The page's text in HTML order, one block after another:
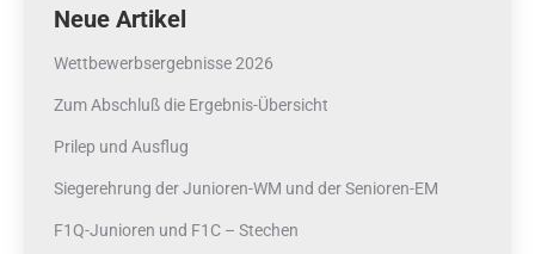
Neue Artikel
Wettbewerbsergebnisse 2026
Zum Abschluß die Ergebnis-Übersicht
Prilep und Ausflug
Siegerehrung der Junioren-WM und der Senioren-EM
F1Q-Junioren und F1C – Stechen